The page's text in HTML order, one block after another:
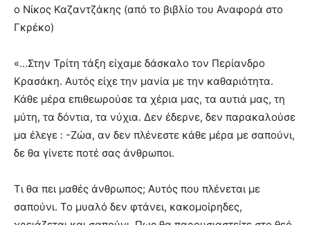
ο Νίκος Καζαντζάκης (από το βιβλίο του Αναφορά στο
Γκρέκο)
«…Στην Τρίτη τάξη είχαμε δάσκαλο τον Περίανδρο
Κρασάκη. Αυτός είχε την μανία με την καθαριότητα.
Κάθε μέρα επιθεωρούσε τα χέρια μας, τα αυτιά μας, τη
μύτη, τα δόντια, τα νύχια. Δεν έδερνε, δεν παρακαλούσε
μα έλεγε : -Ζώα, αν δεν πλένεστε κάθε μέρα με σαπούνι,
δε θα γίνετε ποτέ σας άνθρωποι.
Τι θα πει μαθές άνθρωπος; Αυτός που πλένεται με
σαπούνι. Το μυαλό δεν φτάνει, κακομοίρηδες,